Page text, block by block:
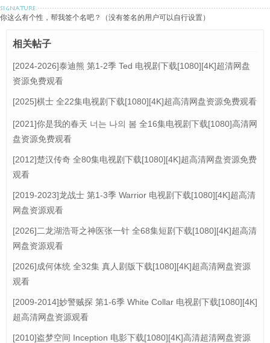
你这么有个性，帮我签个名吧？（没有签名的用户可以自行设置）
相关帖子
[2024-2026]泰迪熊 第1-2季 Ted 电视剧下载[1080][4K]超清网盘
资源免费观看
[2025]棋士 全22集电视剧下载[1080][4K]超高清网盘资源免费观看
[2021]你是我的春天 너는 나의 봄 全16集电视剧下载[1080]高清网
盘资源免费观看
[2012]楚汉传奇 全80集电视剧下载[1080][4K]超高清网盘资源免费
观看
[2019-2023]龙战士 第1-3季 Warrior 电视剧下载[1080][4K]超高清
网盘资源观看
[2026]二龙湖浩哥之神医张一针 全68集短剧下载[1080][4K]超高清
网盘资源观看
[2026]成何体统 全32集 真人剧版下载[1080][4K]超高清网盘资源
观看
[2009-2014]妙警贼探 第1-6季 White Collar 电视剧下载[1080][4K]
超高清网盘资源观看
[2010]盗梦空间 Inception 电影下载[1080][4K]高清超清网盘资源